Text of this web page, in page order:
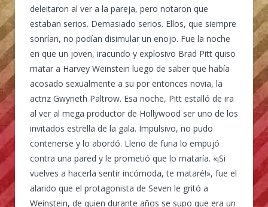
deleitaron al ver a la pareja, pero notaron que
estaban serios. Demasiado serios. Ellos, que siempre
sonrían, no podían disimular un enojo. Fue la noche
en que un joven, iracundo y explosivo Brad Pitt quiso
matar a Harvey Weinstein luego de saber que había
acosado sexualmente a su por entonces novia, la
actriz Gwyneth Paltrow. Esa noche, Pitt estalló de ira
al ver al mega productor de Hollywood ser uno de los
invitados estrella de la gala. Impulsivo, no pudo
contenerse y lo abordó. Lleno de furia lo empujó
contra una pared y le prometió que lo mataría. «¡Si
vuelves a hacerla sentir incómoda, te mataré!», fue el
alarido que el protagonista de Seven le gritó a
Weinstein, de quien durante años se supo que era un